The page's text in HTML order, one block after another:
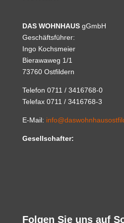
DAS WOHNHAUSgGmbH
Geschäftsführer:
Ingo Kochsmeier
Bierawaweg 1/1
73760 Ostfildern
Telefon 0711 / 3416768-0
Telefax 0711 / 3416768-3
E-Mail:
Gesellschafter:
Folgen Sie uns auf